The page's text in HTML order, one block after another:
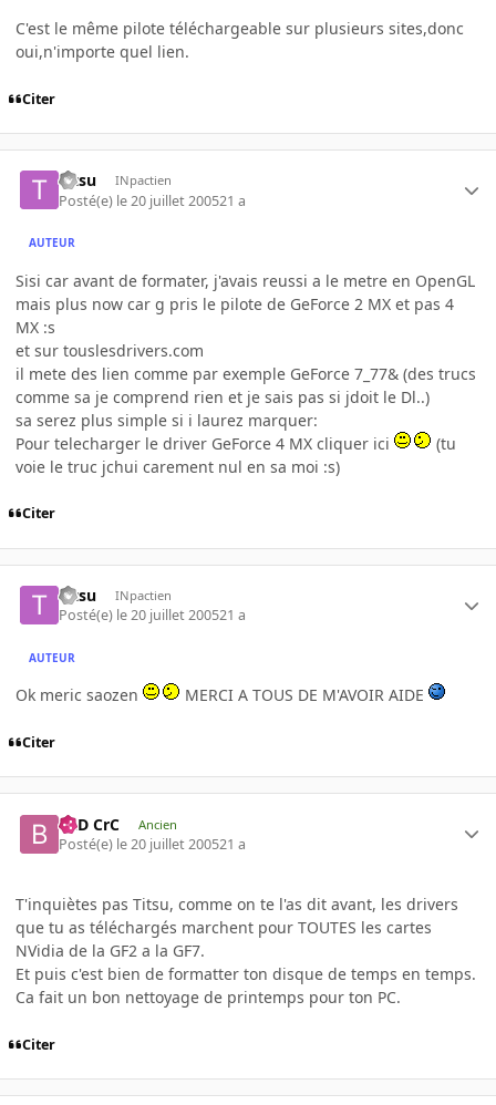
C'est le même pilote téléchargeable sur plusieurs sites,donc
oui,n'importe quel lien.
Citer
Titsu INpactien
Posté(e) le 20 juillet 200521 a
AUTEUR
Sisi car avant de formater, j'avais reussi a le metre en OpenGL
mais plus now car g pris le pilote de GeForce 2 MX et pas 4
MX :s
et sur touslesdrivers.com
il mete des lien comme par exemple GeForce 7_77& (des trucs
comme sa je comprend rien et je sais pas si jdoit le Dl..)
sa serez plus simple si i laurez marquer:
Pour telecharger le driver GeForce 4 MX cliquer ici
(tu
voie le truc jchui carement nul en sa moi :s)
Citer
Titsu INpactien
Posté(e) le 20 juillet 200521 a
AUTEUR
Ok meric saozen MERCI A TOUS DE M'AVOIR AIDE
Citer
BaD CrC Ancien
Posté(e) le 20 juillet 200521 a
T'inquiètes pas Titsu, comme on te l'as dit avant, les drivers
que tu as téléchargés marchent pour TOUTES les cartes
NVidia de la GF2 a la GF7.
Et puis c'est bien de formatter ton disque de temps en temps.
Ca fait un bon nettoyage de printemps pour ton PC.
Citer